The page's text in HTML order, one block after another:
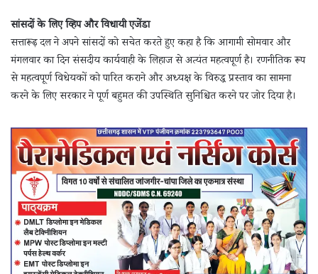
सांसदों के लिए व्हिप और विधायी एजेंडा
सत्तारूढ़ दल ने अपने सांसदों को सचेत करते हुए कहा है कि आगामी सोमवार और
मंगलवार का दिन संसदीय कार्यवाही के लिहाज से अत्यंत महत्वपूर्ण है। रणनीतिक रूप
से महत्वपूर्ण विधेयकों को पारित कराने और अध्यक्ष के विरुद्ध प्रस्ताव का सामना
करने के लिए सरकार ने पूर्ण बहुमत की उपस्थिति सुनिश्चित करने पर जोर दिया है।